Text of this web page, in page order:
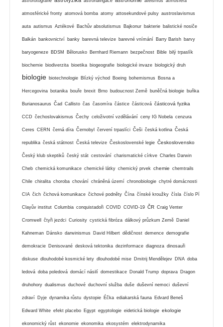
atmosférické fronty atomová bomba atomy attosekundové pulsy austroslavismus
auta autismus Aztékové Bachův absolutismus Bajkonur bakterie balistické nosiče
Balkán bankovnictví banky barevná televize barevné vnímání Barry Barish barvy
baryogeneze BDSM Bělorusko Bernhard Riemann bezpečnost Bible bilý trpaslík
biochemie biodiverzita bioetika biogeografie biologické invaze biologický druh
biologie biotechnologie Blízký východ Boeing bohemismus Bosna a
Hercegovina botanika bouře brexit Brno budoucnost Země buněčná biologie buňka
Burianosaurus Čad Callisto čas časomíra částice částicová částicová fyzika
CCD čechoslovakismus Čechy celoživotní vzdělávání ceny IG Nobela cenzura
Ceres CERN černá díra Černobyl červení trpaslíci Češi česká kotlina Česká
republika česká státnost Česká televize Československé legie Československo
Český klub skeptiků český stát cestování charismatické církve Charles Darwin
Cheb chemická komunikace chemické látky chemický prvek chemie chemtrails
Chile chiralita choroba chování chráněná území chronobiologie chytré domácnosti
CIA čich čichová komunikace čichové podněty Čína čínské kroužky čísla číslo Pí
Clayův institut Columbia conquistadoři COVID COVID-19 ČR Craig Venter
Cromwell čtyři jezdci Curiosity cystická fibróza dálkový průzkum Země Daniel
Kahneman Dánsko darwinismus David Hilbert dědičnost demence demografie
demokracie Denisované desková tektonika dezinformace diagnoza dinosauři
diskuse dlouhodobé kosmické lety dlouhodobé mise Dmitrij Mendělejev DNA doba
ledová doba poledová domácí násilí domestikace Donald Trump doprava Dragon
druhohory dualismus duchové duchovní služba duše duševní nemoci duševní
zdraví Dyje dynamika růstu dystopie Éčka ediakarská fauna Edvard Beneš
Edward White efekt placebo Egypt egyptologie eidetická biologie ekologie
ekonomický růst ekonomie ekonomika ekosystém elektrodynamika